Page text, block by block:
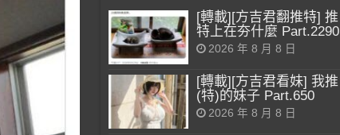
[轉載][方吉君翻推特] 推
特上在夯什麼 Part.2290
2026 年 8 月 8 日
[轉載][方吉君看妹] 我推
(特)的妹子 Part.650
2026 年 8 月 8 日